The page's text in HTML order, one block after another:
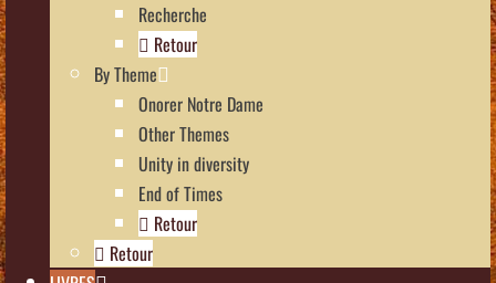
Recherche
Retour
By Theme
Onorer Notre Dame
Other Themes
Unity in diversity
End of Times
Retour
Retour